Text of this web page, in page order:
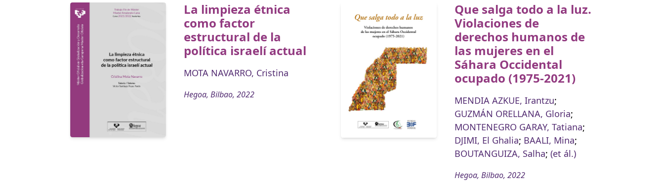
La limpieza étnica
como factor
estructural de la
política israelí actual
MOTA NAVARRO, Cristina
Hegoa, Bilbao, 2022
Que salga todo a la luz.
Violaciones de
derechos humanos de
las mujeres en el
Sáhara Occidental
ocupado (1975-2021)
MENDIA AZKUE, Irantzu;
GUZMÁN ORELLANA, Gloria;
MONTENEGRO GARAY, Tatiana;
DJIMI, El Ghalia; BAALI, Mina;
BOUTANGUIZA, Salha; (et ál.)
Hegoa, Bilbao, 2022